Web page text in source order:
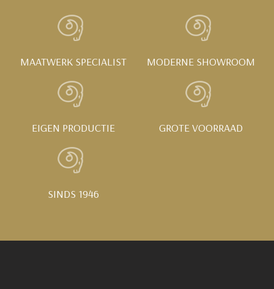
MAATWERK SPECIALIST MODERNE SHOWROOM
EIGEN PRODUCTIE GROTE VOORRAAD
SINDS 1946